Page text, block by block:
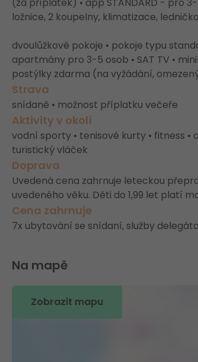
ložnice, 2 koupelny, klimatizace,
dvoulůžkové pokoje • pokoje typu
apartmány pro 3-5 osob • SAT TV •
postýlky zdarma (na vyžádání,
Strava
snídaně • možnost příplatku večeře
Aktivity v okolí
vodní sporty • tenisové kurty • fitness •
turistický vláček
Doprava
Uvedená cena zahrnuje leteckou
uvedeného věku. Děti do 1,99 let platí
Cena zahrnuje
7x ubytování se snídaní, služby
Na mapě
Zobrazit mapu